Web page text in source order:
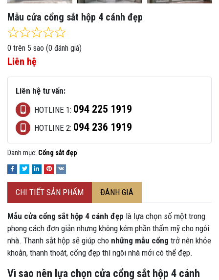
Mẫu cửa cổng sắt hộp 4 cánh đẹp
Rated0 out of 5
0 trên 5 sao (0 đánh giá)
Liên hệ
Liên hệ tư vấn:
HOTLINE 1: 094 225 1919
HOTLINE 2: 094 236 1919
Danh mục: Cổng sắt đẹp
CHI TIẾT SẢN PHẨM ĐÁNH GIÁ
Mẫu cửa cổng sắt hộp 4 cánh đẹp là lựa chọn số một trong
phong cách đơn giản nhưng không kém phần thẩm mỹ cho ngôi
nhà. Thanh sắt hộp sẽ giúp cho những mẫu cổng trở nên khỏe
khoắn, thanh thoát, cổng đẹp thì ngôi nhà mới có thể đẹp.
Vì sao nên lựa chọn cửa cổng sắt hộp 4 cánh